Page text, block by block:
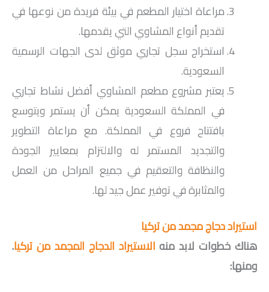
مراعاة اختيار المطعم في بيئة فريدة من نوعها في
تقديم أنواع المشاوي التي يقدمها.
استخراج سجل تجاري موثق لدى الجهات الرسمية
السعودية.
يعتبر مشروع مطعم المشاوي أفضل نشاط تجاري
في المملكة السعودية يمكن أن يستمر ويتوسع
بافتتاح فروع في المملكة. مع مراعاة التطوير
والتجديد المستمر له والالتزام بمعايير الجودة
والنظافة والتعقيم في جميع المراحل من العمل
والمثابرة في توفير عمل جيد لها.
استيراد دجاج مجمد من تركيا
هناك خطوات لابد منه الاستيراد الدجاج المجمد من تركيا.
ومنها: